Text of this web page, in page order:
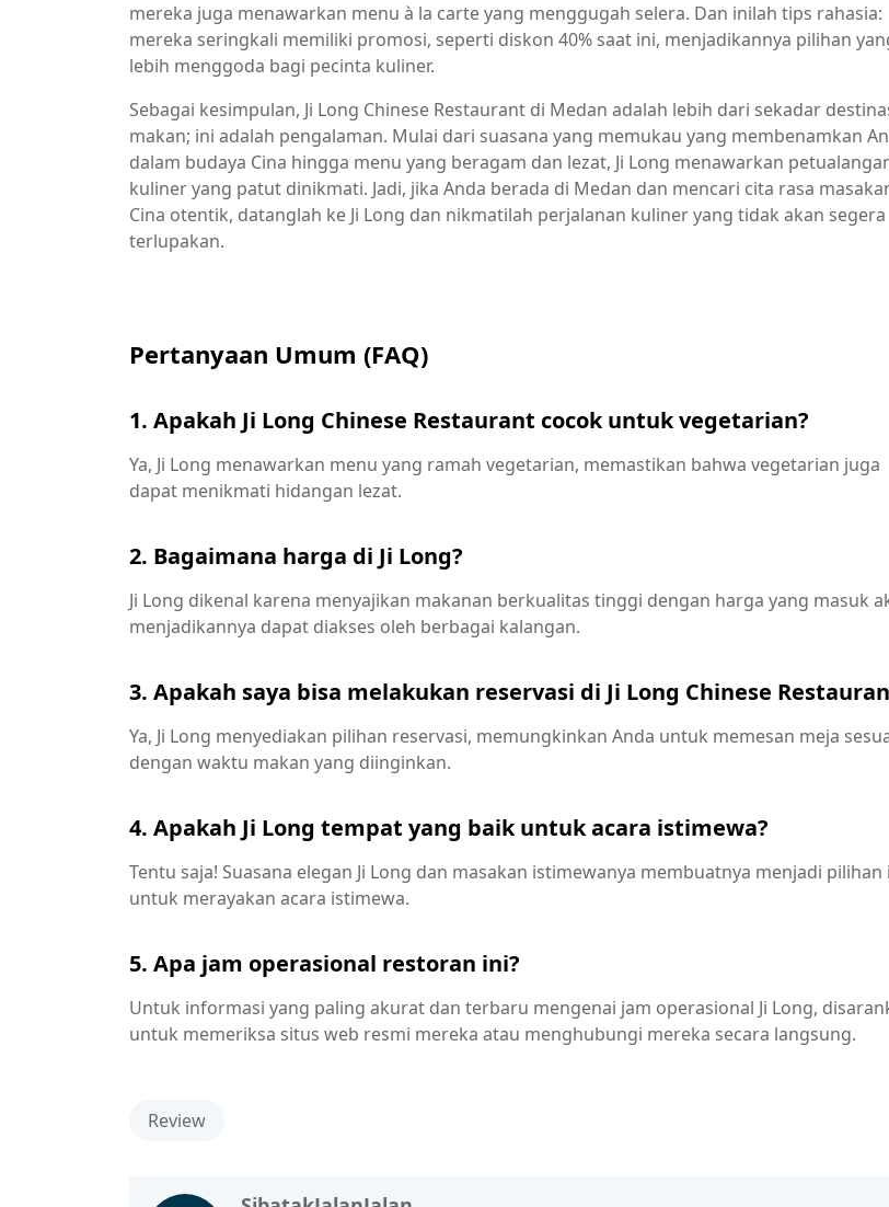
mereka juga menawarkan menu à la carte yang menggugah selera. Dan inilah tips rahasia:
mereka seringkali memiliki promosi, seperti diskon 40% saat ini, menjadikannya pilihan
lebih menggoda bagi pecinta kuliner.
Sebagai kesimpulan, Ji Long Chinese Restaurant di Medan adalah lebih dari sekadar
makan; ini adalah pengalaman. Mulai dari suasana yang memukau yang membenamkan
dalam budaya Cina hingga menu yang beragam dan lezat, Ji Long menawarkan
kuliner yang patut dinikmati. Jadi, jika Anda berada di Medan dan mencari cita rasa
Cina otentik, datanglah ke Ji Long dan nikmatilah perjalanan kuliner yang tidak akan segera
terlupakan.
Pertanyaan Umum (FAQ)
1. Apakah Ji Long Chinese Restaurant cocok untuk vegetarian?
Ya, Ji Long menawarkan menu yang ramah vegetarian, memastikan bahwa vegetarian juga
dapat menikmati hidangan lezat.
2. Bagaimana harga di Ji Long?
Ji Long dikenal karena menyajikan makanan berkualitas tinggi dengan harga yang masuk
menjadikannya dapat diakses oleh berbagai kalangan.
3. Apakah saya bisa melakukan reservasi di Ji Long Chinese
Ya, Ji Long menyediakan pilihan reservasi, memungkinkan Anda untuk memesan meja
dengan waktu makan yang diinginkan.
4. Apakah Ji Long tempat yang baik untuk acara istimewa?
Tentu saja! Suasana elegan Ji Long dan masakan istimewanya membuatnya menjadi pilihan
untuk merayakan acara istimewa.
5. Apa jam operasional restoran ini?
Untuk informasi yang paling akurat dan terbaru mengenai jam operasional Ji Long,
untuk memeriksa situs web resmi mereka atau menghubungi mereka secara langsung.
Review